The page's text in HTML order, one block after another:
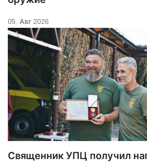
05. Авг 2026
Священник УПЦ получил